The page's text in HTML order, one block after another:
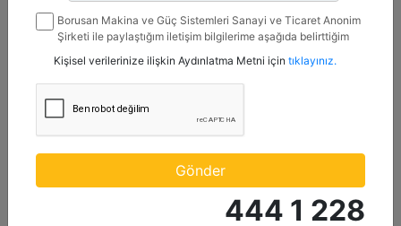
Kapasite :
1.74 yd³ - 1.33 m³
Ağırlık :
921.5 lb - 418 kg
Borusan Makina ve Güç Sistemleri Sanayi ve Ticaret Anonim
Şirketi ile paylaştığım iletişim bilgilerime aşağıda belirttiğim
mesaj gönderilmesine izin veriyorum.
Kişisel verilerinize ilişkin Aydınlatma Metni için tıklayınız.
Gönder
444 1 228